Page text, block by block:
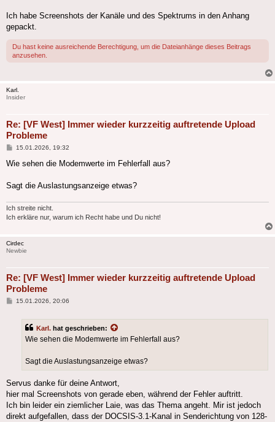
Ich habe Screenshots der Kanäle und des Spektrums in den Anhang
gepackt.
Du hast keine ausreichende Berechtigung, um die Dateianhänge dieses Beitrags
anzusehen.
Karl.
Insider
Re: [VF West] Immer wieder kurzzeitig auftretende Upload
Probleme
Beitrag
15.01.2026, 19:32
Wie sehen die Modemwerte im Fehlerfall aus?
Sagt die Auslastungsanzeige etwas?
Ich streite nicht.
Ich erkläre nur, warum ich Recht habe und Du nicht!
Cirdec
Newbie
Re: [VF West] Immer wieder kurzzeitig auftretende Upload
Probleme
Beitrag
15.01.2026, 20:06
Karl. hat geschrieben:
Wie sehen die Modemwerte im Fehlerfall aus?
Sagt die Auslastungsanzeige etwas?
Servus danke für deine Antwort,
hier mal Screenshots von gerade eben, während der Fehler auftritt.
Ich bin leider ein ziemlicher Laie, was das Thema angeht. Mir ist jedoch
direkt aufgefallen, dass der DOCSIS-3.1-Kanal in Senderichtung von 128-